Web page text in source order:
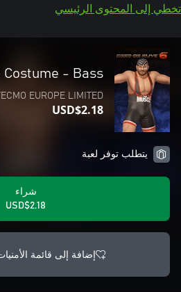
تخطي إلى المحتوى الرئيسي
Costume - Bass
EUROPE LIMITED
USD$2.18
يتطلب توفر لعبة
شراء
USD$2.18
إضافة إلى قائمة